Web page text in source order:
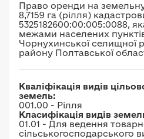
Право оренди на
8,7159 га (рілля)
5325182600:00:005:0088,
межами населених
Чорнухинської селищної
району Полтавської
Кваліфікація видів
земель:
001.00 - Рілля
Класифікація видів
01.01 - Для ведення
сільськогосподарського